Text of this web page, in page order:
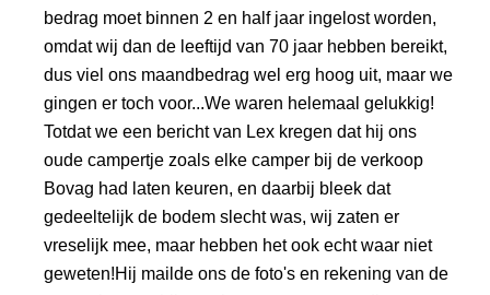
bedrag moet binnen 2 en half jaar ingelost worden,
omdat wij dan de leeftijd van 70 jaar hebben bereikt,
dus viel ons maandbedrag wel erg hoog uit, maar we
gingen er toch voor...We waren helemaal gelukkig!
Totdat we een bericht van Lex kregen dat hij ons
oude campertje zoals elke camper bij de verkoop
Bovag had laten keuren, en daarbij bleek dat
gedeeltelijk de bodem slecht was, wij zaten er
vreselijk mee, maar hebben het ook echt waar niet
geweten!Hij mailde ons de foto's en rekening van de